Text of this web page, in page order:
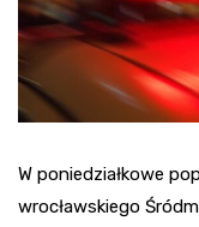
W poniedziałkowe
wrocławskiego